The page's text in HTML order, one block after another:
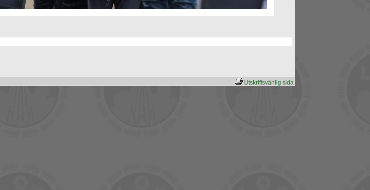
Utskriftsvänlig sida